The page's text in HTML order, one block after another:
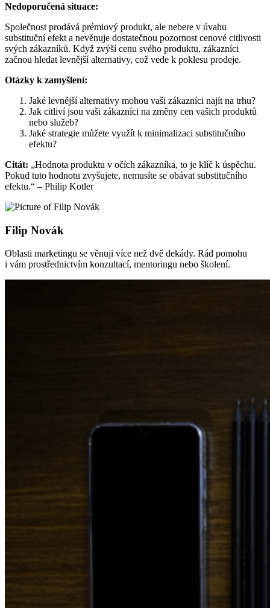
Nedoporučená situace:
Společnost prodává prémiový produkt, ale nebere v úvahu
substituční efekt a nevěnuje dostatečnou pozornost cenové citlivosti
svých zákazníků. Když zvýší cenu svého produktu, zákazníci
začnou hledat levnější alternativy, což vede k poklesu prodeje.
Otázky k zamyšlení:
Jaké levnější alternativy mohou vaši zákazníci najít na trhu?
Jak citliví jsou vaši zákazníci na změny cen vašich produktů
nebo služeb?
Jaké strategie můžete využít k minimalizaci substitučního
efektu?
Citát: „Hodnota produktu v očích zákazníka, to je klíč k úspěchu.
Pokud tuto hodnotu zvyšujete, nemusíte se obávat substitučního
efektu.“ – Philip Kotler
Filip Novák
Oblasti marketingu se věnuji více než dvě dekády. Rád pomohu
i vám prostřednictvím konzultací, mentoringu nebo školení.